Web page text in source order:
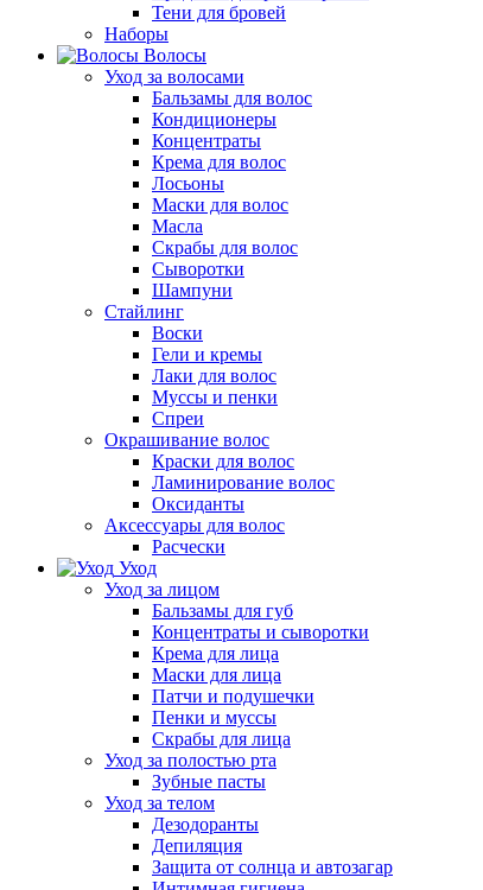
Тени для бровей
Наборы
Волосы
Уход за волосами
Бальзамы для волос
Кондиционеры
Концентраты
Крема для волос
Лосьоны
Маски для волос
Масла
Скрабы для волос
Сыворотки
Шампуни
Стайлинг
Воски
Гели и кремы
Лаки для волос
Муссы и пенки
Спреи
Окрашивание волос
Краски для волос
Ламинирование волос
Оксиданты
Аксессуары для волос
Расчески
Уход
Уход за лицом
Бальзамы для губ
Концентраты и сыворотки
Крема для лица
Маски для лица
Патчи и подушечки
Пенки и муссы
Скрабы для лица
Уход за полостью рта
Зубные пасты
Уход за телом
Дезодоранты
Депиляция
Защита от солнца и автозагар